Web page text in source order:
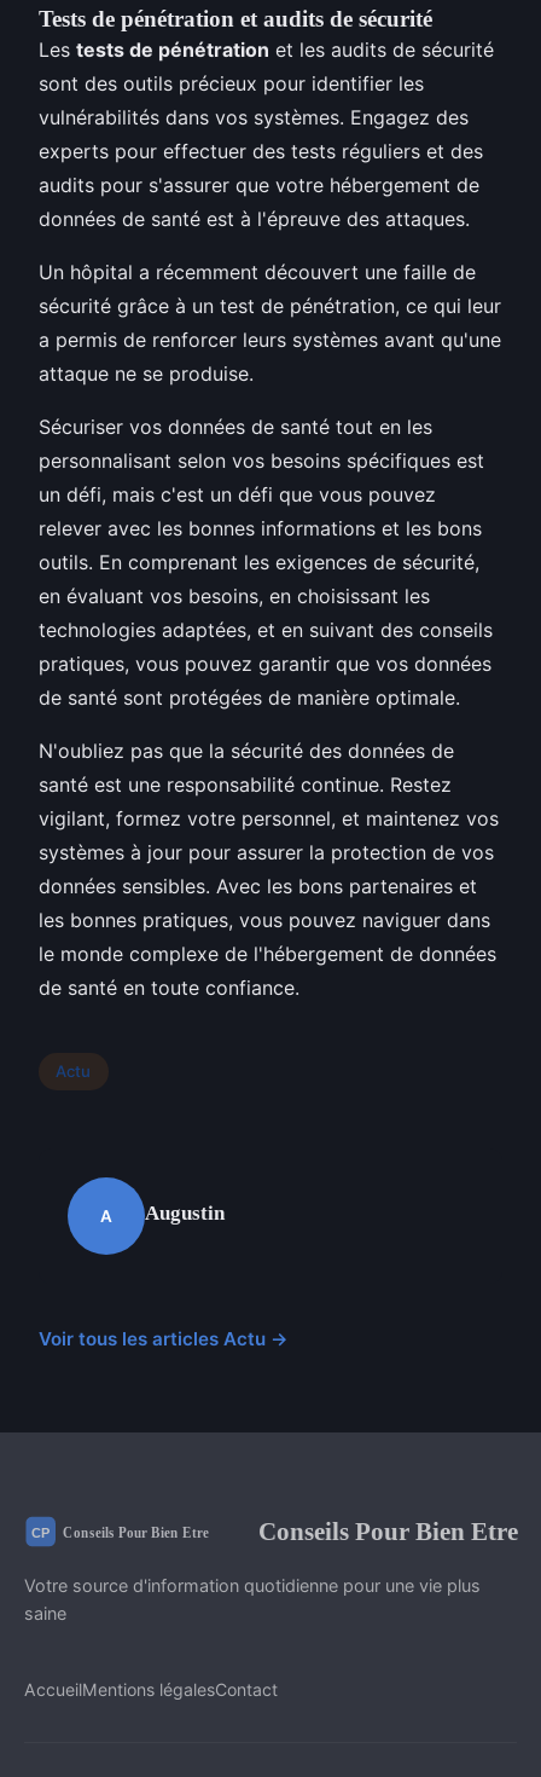
Tests de pénétration et audits de sécurité
Les tests de pénétration et les audits de sécurité
sont des outils précieux pour identifier les
vulnérabilités dans vos systèmes. Engagez des
experts pour effectuer des tests réguliers et des
audits pour s'assurer que votre hébergement de
données de santé est à l'épreuve des attaques.
Un hôpital a récemment découvert une faille de
sécurité grâce à un test de pénétration, ce qui leur
a permis de renforcer leurs systèmes avant qu'une
attaque ne se produise.
Sécuriser vos données de santé tout en les
personnalisant selon vos besoins spécifiques est
un défi, mais c'est un défi que vous pouvez
relever avec les bonnes informations et les bons
outils. En comprenant les exigences de sécurité,
en évaluant vos besoins, en choisissant les
technologies adaptées, et en suivant des conseils
pratiques, vous pouvez garantir que vos données
de santé sont protégées de manière optimale.
N'oubliez pas que la sécurité des données de
santé est une responsabilité continue. Restez
vigilant, formez votre personnel, et maintenez vos
systèmes à jour pour assurer la protection de vos
données sensibles. Avec les bons partenaires et
les bonnes pratiques, vous pouvez naviguer dans
le monde complexe de l'hébergement de données
de santé en toute confiance.
Actu
A Augustin
Voir tous les articles Actu →
Conseils Pour Bien Etre
Votre source d'information quotidienne pour une vie plus
saine
AccueilMentions légalesContact